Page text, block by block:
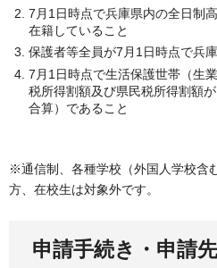
7月1日時点で兵庫県内の全日制
在籍していること
保護者等全員が7月1日時点で兵
7月1日時点で生活保護世帯（生
税所得割額及び県民税所得割額
合算）であること
※通信制、各種学校（外国人学校含
方、在校生は対象外です。
申請手続き・申請先